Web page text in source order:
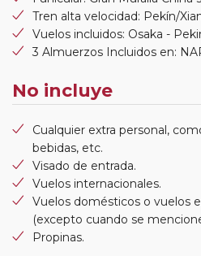
Tren alta velocidad: Pekín/
Vuelos incluidos: Osaka -
3 Almuerzos Incluidos en:
No incluye
Cualquier extra personal,
bebidas, etc.
Visado de entrada.
Vuelos internacionales.
Vuelos domésticos o vuelos
(excepto cuando se
Propinas.